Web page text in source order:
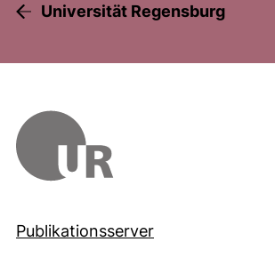
Universität Regensburg
Publikationsserver